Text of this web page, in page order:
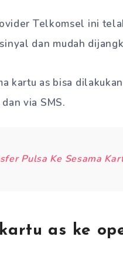
Telkomsel ini
dan mudah
kartu as bisa
via SMS.
Pulsa Ke Sesama
as ke